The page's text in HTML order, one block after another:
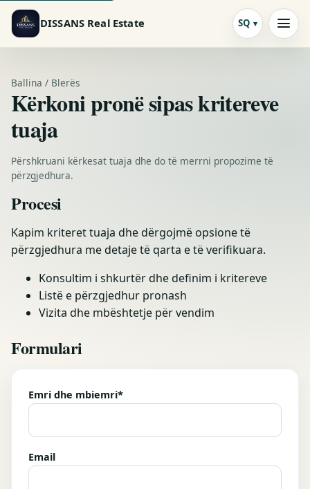
DISSANS Real Estate SQ
Ballina / Blerës
Kërkoni pronë sipas kritereve
tuaja
Përshkruani kërkesat tuaja dhe do të merrni propozime të
përzgjedhura.
Procesi
Kapim kriteret tuaja dhe dërgojmë opsione të
përzgjedhura me detaje të qarta e të verifikuara.
Konsultim i shkurtër dhe definim i kritereve
Listë e përzgjedhur pronash
Vizita dhe mbështetje për vendim
Formulari
Emri dhe mbiemri*
Email